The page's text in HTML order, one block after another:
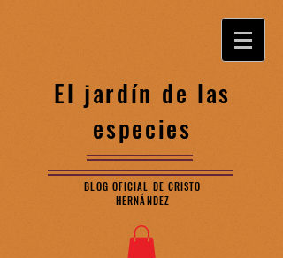
El jardín de las
especies
BLOG OFICIAL DE CRISTO
HERNÁNDEZ